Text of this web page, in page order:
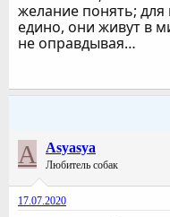
желание понять;
едино, они живут в
не оправдывая…
A Asyasya
Любитель собак
17.07.2020